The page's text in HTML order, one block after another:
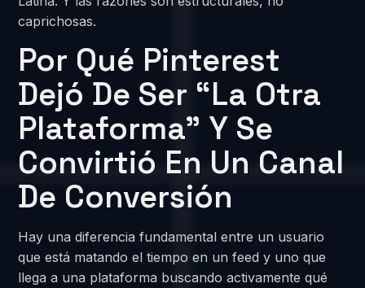
caprichosas.
Por Qué Pinterest
Dejó De Ser “la Otra
Plataforma” Y Se
Convirtió En Un Canal
De Conversión
Hay una diferencia fundamental entre un usuario
que está matando el tiempo en un feed y uno que
llega a una plataforma buscando activamente qué